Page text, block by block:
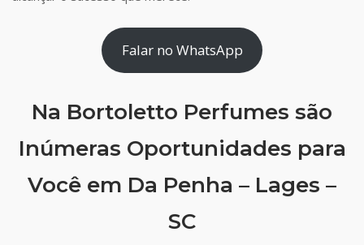
Falar no WhatsApp
Na Bortoletto Perfumes são
Inúmeras Oportunidades para
Você em Da Penha – Lages –
SC